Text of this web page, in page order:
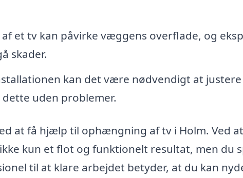
et tv kan påvirke væggens overflade, og
skader.
kan det være nødvendigt at justere
uden problemer.
at få hjælp til ophængning af tv i Holm. Ved at
kun et flot og funktionelt resultat, men du
til at klare arbejdet betyder, at du kan